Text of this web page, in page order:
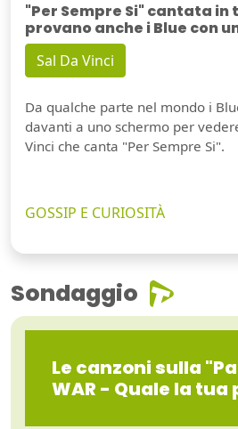
"Per Sempre Si" cantata in
provano anche i Blue con
Sal Da Vinci
Da qualche parte nel mondo i
davanti a uno schermo per
Vinci che canta "Per Sempre Si".
GOSSIP E CURIOSITÀ
Sondaggio
Le canzoni sulla
WAR - Quale la